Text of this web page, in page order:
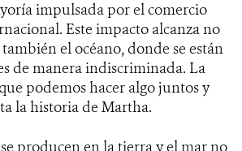
impulsada por el comercio
Este impacto alcanza no
el océano, donde se están
de manera indiscriminada. La
podemos hacer algo juntos y
la historia de Martha.
producen en la tierra y el mar no